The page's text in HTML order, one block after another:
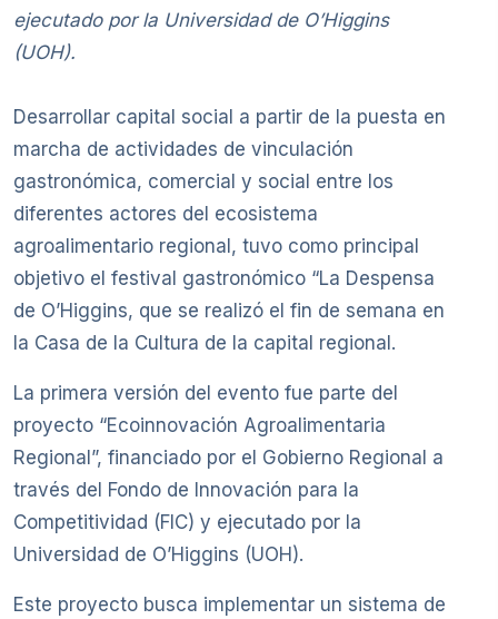
ejecutado por la Universidad de O’Higgins
(UOH).
Desarrollar capital social a partir de la puesta en
marcha de actividades de vinculación
gastronómica, comercial y social entre los
diferentes actores del ecosistema
agroalimentario regional, tuvo como principal
objetivo el festival gastronómico “La Despensa
de O’Higgins, que se realizó el fin de semana en
la Casa de la Cultura de la capital regional.
La primera versión del evento fue parte del
proyecto “Ecoinnovación Agroalimentaria
Regional”, financiado por el Gobierno Regional a
través del Fondo de Innovación para la
Competitividad (FIC) y ejecutado por la
Universidad de O’Higgins (UOH).
Este proyecto busca implementar un sistema de